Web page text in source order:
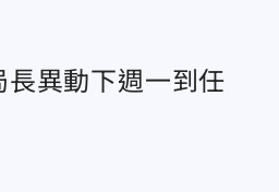
異動下週一到任